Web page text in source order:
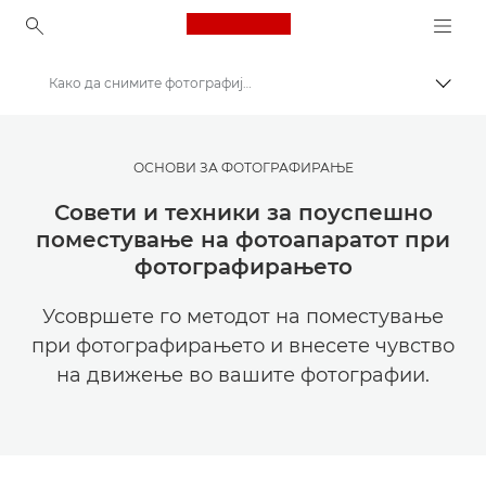
Canon Logo, back to
Get Inspired | Совети за фотографирање и печатење и водичи за купување
Совети и техники за фотографирање и печатење
Како да снимите фотографија со поместување
ОСНОВИ ЗА ФОТОГРАФИРАЊЕ
Совети и техники за поуспешно
поместување на фотоапаратот при
фотографирањето
Усовршете го методот на поместување
при фотографирањето и внесете чувство
на движење во вашите фотографии.